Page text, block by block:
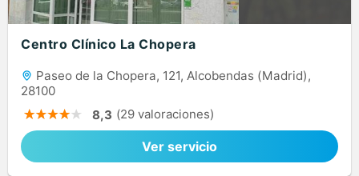
Centro Clínico La Chopera
Paseo de la Chopera, 121, Alcobendas (Madrid),
28100
8,3 (29 valoraciones)
Ver servicio